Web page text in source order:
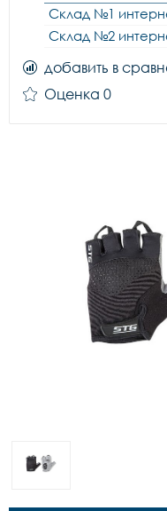
Склад №1
Склад №2
добавить в
Оценка 0